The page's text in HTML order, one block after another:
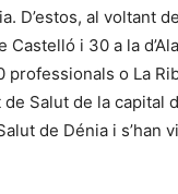
D’estos, al voltant
Castelló i 30 a la
professionals o La
Salut de la capital
de Dénia i s’han